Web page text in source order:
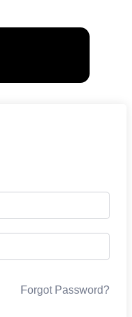
Forgot Password?